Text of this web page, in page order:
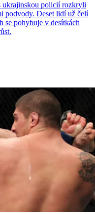
ukrajinskou policií rozkryli
podvody. Deset lidí už čelí
se pohybuje v desítkách